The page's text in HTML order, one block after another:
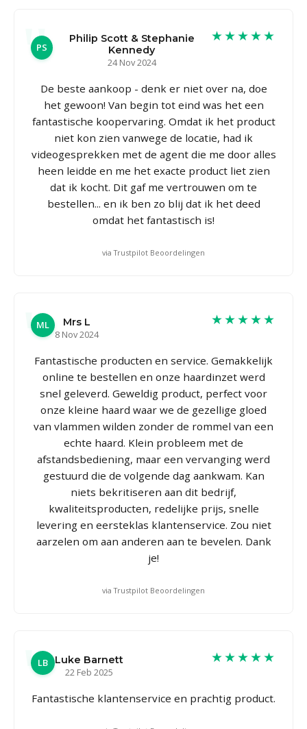
PS
Philip Scott & Stephanie
Kennedy
24 Nov 2024
★★★★★
De beste aankoop - denk er niet over na, doe
het gewoon! Van begin tot eind was het een
fantastische koopervaring. Omdat ik het product
niet kon zien vanwege de locatie, had ik
videogesprekken met de agent die me door alles
heen leidde en me het exacte product liet zien
dat ik kocht. Dit gaf me vertrouwen om te
bestellen... en ik ben zo blij dat ik het deed
omdat het fantastisch is!
via Trustpilot Beoordelingen
ML
Mrs L
8 Nov 2024
★★★★★
Fantastische producten en service. Gemakkelijk
online te bestellen en onze haardinzet werd
snel geleverd. Geweldig product, perfect voor
onze kleine haard waar we de gezellige gloed
van vlammen wilden zonder de rommel van een
echte haard. Klein probleem met de
afstandsbediening, maar een vervanging werd
gestuurd die de volgende dag aankwam. Kan
niets bekritiseren aan dit bedrijf,
kwaliteitsproducten, redelijke prijs, snelle
levering en eersteklas klantenservice. Zou niet
aarzelen om aan anderen aan te bevelen. Dank
je!
via Trustpilot Beoordelingen
LB
Luke Barnett
22 Feb 2025
★★★★★
Fantastische klantenservice en prachtig product.